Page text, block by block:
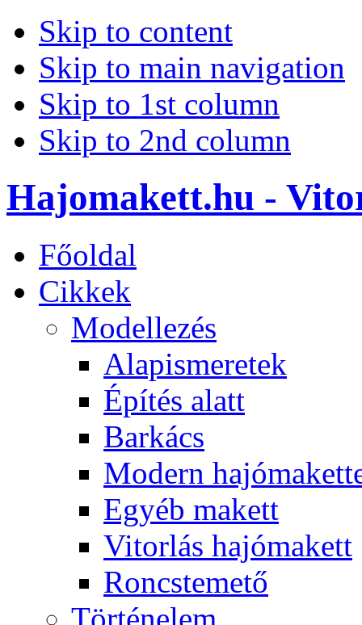
Skip to content
Skip to main navigation
Skip to 1st column
Skip to 2nd column
Hajomakett.hu -
Főoldal
Cikkek
Modellezés
Alapismeretek
Építés alatt
Barkács
Modern
Egyéb makett
Vitorlás hajómakett
Roncstemető
Történelem